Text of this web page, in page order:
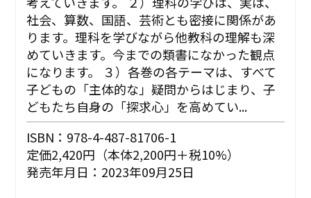
社会、算数、国語、芸術とも密接に関係があ
ります。理科を学びながら他教科の理解も深
めていきます。今までの類書になかった観点
になります。 ３）各巻の各テーマは、すべて
子どもの「主体的な」疑問からはじまり、子
どもたち自身の「探求心」を高めてい...
ISBN：978-4-487-81706-1
定価2,420円（本体2,200円＋税10%）
発売年月日：2023年09月25日